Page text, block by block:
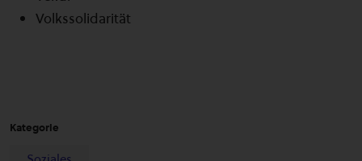
Volkssolidarität
Kategorie